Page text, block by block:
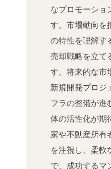
なプロモーショ
す。市場動向を
の特性を理解す
売却戦略を立て
す。将来的な市
新規開発プロジ
フラの整備が進
体の活性化が期
家や不動産所有
を注視し、柔軟
で、成功するマ